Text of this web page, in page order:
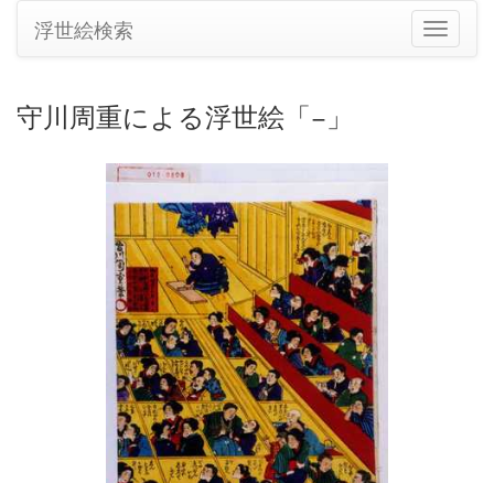
ナ
ビ
浮世絵検索
守川周重による浮世絵「−」